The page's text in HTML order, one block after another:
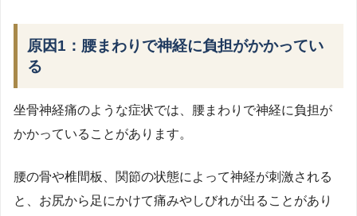
原因1：腰まわりで神経に負担がかかってい
る
坐骨神経痛のような症状では、腰まわりで神経に負担が
かかっていることがあります。
腰の骨や椎間板、関節の状態によって神経が刺激される
と、お尻から足にかけて痛みやしびれが出ることがあり